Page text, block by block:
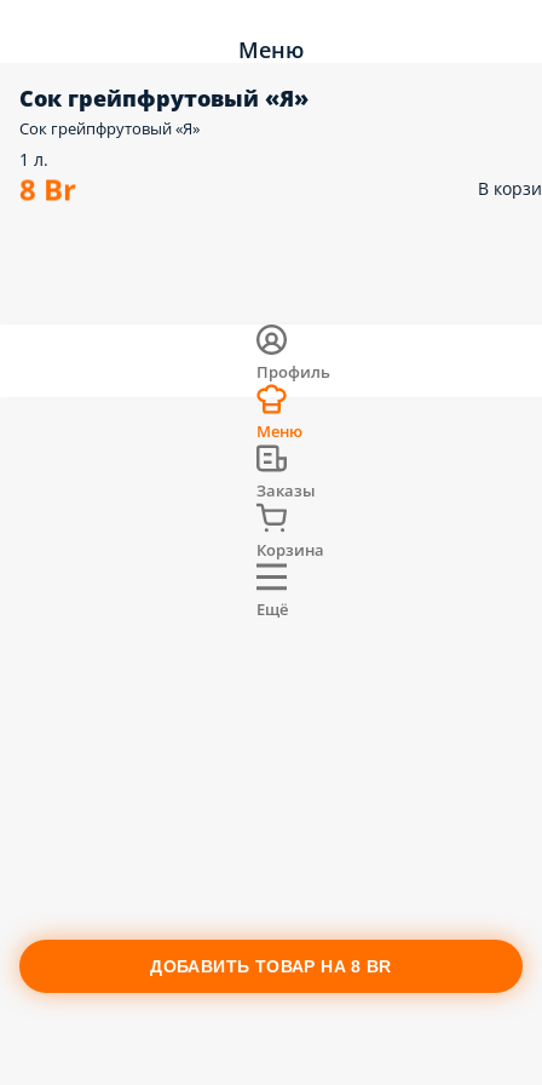
Меню
Сок грейпфрутовый «Я»
Сок грейпфрутовый «Я»
1 л.
8 Br В
ДОБАВИТЬ ТОВАР НА8 BR
Профиль
Меню
Заказы
Корзина
Ещё